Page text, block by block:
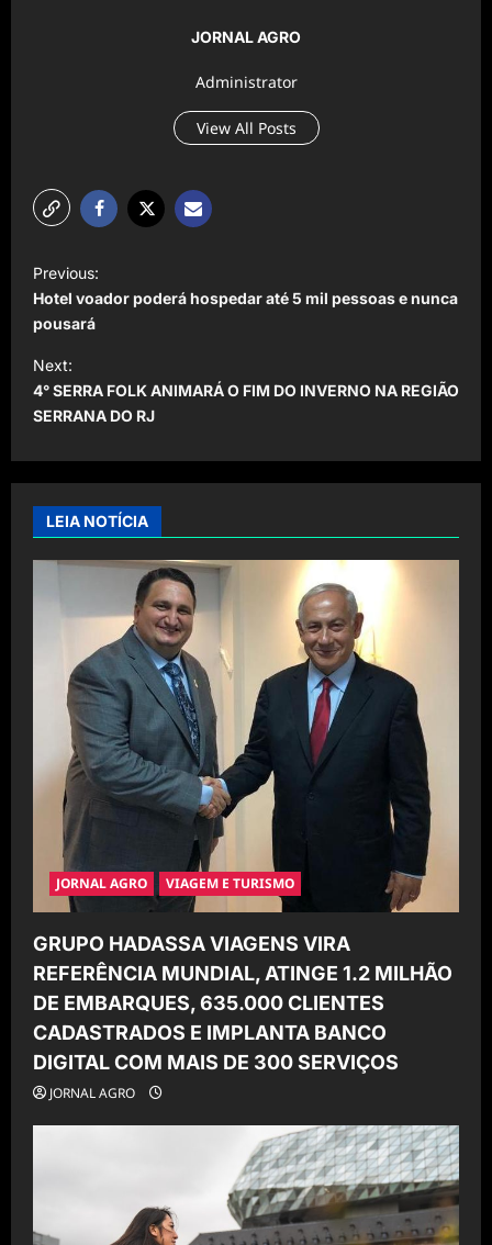
JORNAL AGRO
Administrator
View All Posts
o
s
t
n
a
v
g
a
Previous:
Hotel voador poderá hospedar até 5 mil pessoas e nunca
pousará
Next:
4° SERRA FOLK ANIMARÁ O FIM DO INVERNO NA REGIÃO
SERRANA DO RJ
LEIA NOTÍCIA
JORNAL AGRO VIAGEM E TURISMO
GRUPO HADASSA VIAGENS VIRA
REFERÊNCIA MUNDIAL, ATINGE 1.2 MILHÃO
DE EMBARQUES, 635.000 CLIENTES
CADASTRADOS E IMPLANTA BANCO
DIGITAL COM MAIS DE 300 SERVIÇOS
JORNAL AGRO